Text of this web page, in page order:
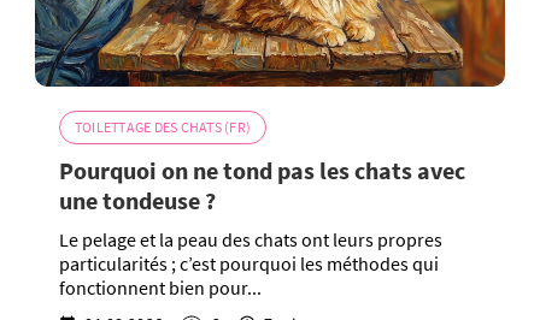
TOILETTAGE DES CHATS (FR)
Pourquoi on ne tond pas les chats avec
une tondeuse ?
Le pelage et la peau des chats ont leurs propres
particularités ; c’est pourquoi les méthodes qui
fonctionnent bien pour...